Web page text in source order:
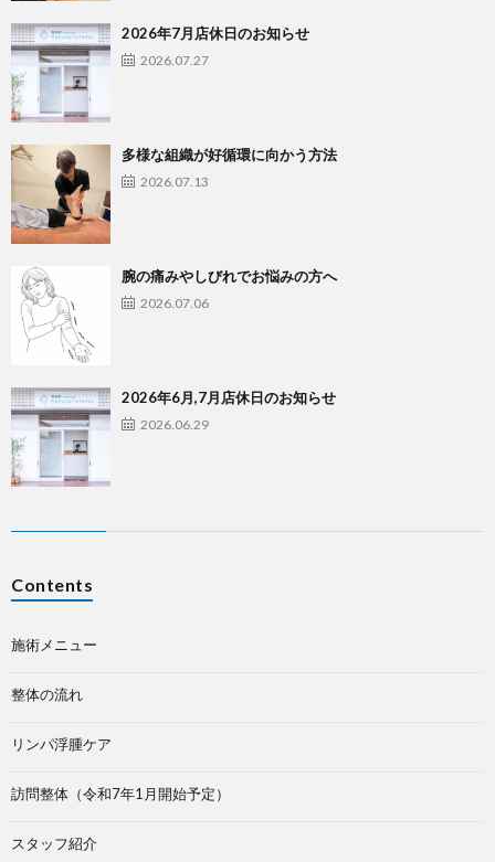
2026年7月店休日のお知らせ
2026.07.27
多様な組織が好循環に向かう方法
2026.07.13
腕の痛みやしびれでお悩みの方へ
2026.07.06
2026年6月,7月店休日のお知らせ
2026.06.29
Contents
施術メニュー
整体の流れ
リンパ浮腫ケア
訪問整体（令和7年1月開始予定）
スタッフ紹介